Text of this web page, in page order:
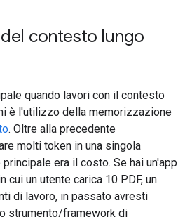
contesto lungo
quando lavori con il contesto
è l'utilizzo della memorizzazione
. Oltre alla precedente
molti token in una singola
era il costo. Se hai un'app
cui un utente carica 10 PDF, un
di lavoro, in passato avresti
strumento/framework di